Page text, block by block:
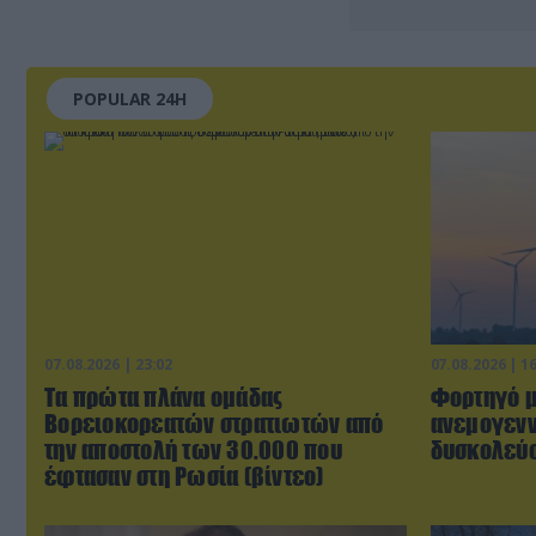
POPULAR 24H
07.08.2026 | 23:02
Τα πρώτα πλάνα ομάδας
Βορειοκορεατών στρατιωτών από
την αποστολή των 30.000 που
έφτασαν στη Ρωσία (βίντεο)
07.08.2026 |
Φορτηγό